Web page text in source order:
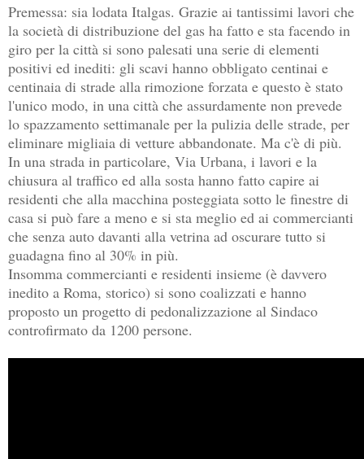
Premessa: sia lodata Italgas. Grazie ai tantissimi lavori che
la società di distribuzione del gas ha fatto e sta facendo in
giro per la città si sono palesati una serie di elementi
positivi ed inediti: gli scavi hanno obbligato centinai e
centinaia di strade alla rimozione forzata e questo è stato
l'unico modo, in una città che assurdamente non prevede
lo spazzamento settimanale per la pulizia delle strade, per
eliminare migliaia di vetture abbandonate. Ma c'è di più.
In una strada in particolare, Via Urbana, i lavori e la
chiusura al traffico ed alla sosta hanno fatto capire ai
residenti che alla macchina posteggiata sotto le finestre di
casa si può fare a meno e si sta meglio ed ai commercianti
che senza auto davanti alla vetrina ad oscurare tutto si
guadagna fino al 30% in più.
Insomma commercianti e residenti insieme (è davvero
inedito a Roma, storico) si sono coalizzati e hanno
proposto un progetto di pedonalizzazione al Sindaco
controfirmato da 1200 persone.